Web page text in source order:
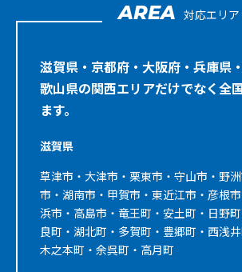
AREA 対応エリア
滋賀県・京都府・大阪府・兵庫県
歌山県の関西エリアだけでなく全
ます。
滋賀県
草津市・大津市・栗東市・守山市・野
市・湖南市・甲賀市・東近江市・彦根
浜市・高島市・竜王町・安土町・日野
良町・湖北町・多賀町・豊郷町・西浅
木之本町・余呉町・高月町